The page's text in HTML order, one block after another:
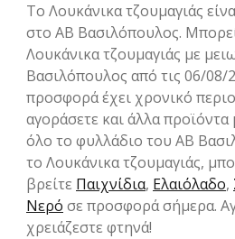
Το Λουκάνικα τζουμαγιάς
στο ΑΒ Βασιλόπουλος.
Λουκάνικα τζουμαγιάς με
Βασιλόπουλος από τις 06/08/
προσφορά έχει χρονικό
αγοράσετε και άλλα
όλο το φυλλάδιο του ΑΒ
το Λουκάνικα τζουμαγιάς,
βρείτε Παιχνίδια, Ελαιόλαδο,
Νερό σε προσφορά σήμερα.
χρειάζεστε φτηνά!